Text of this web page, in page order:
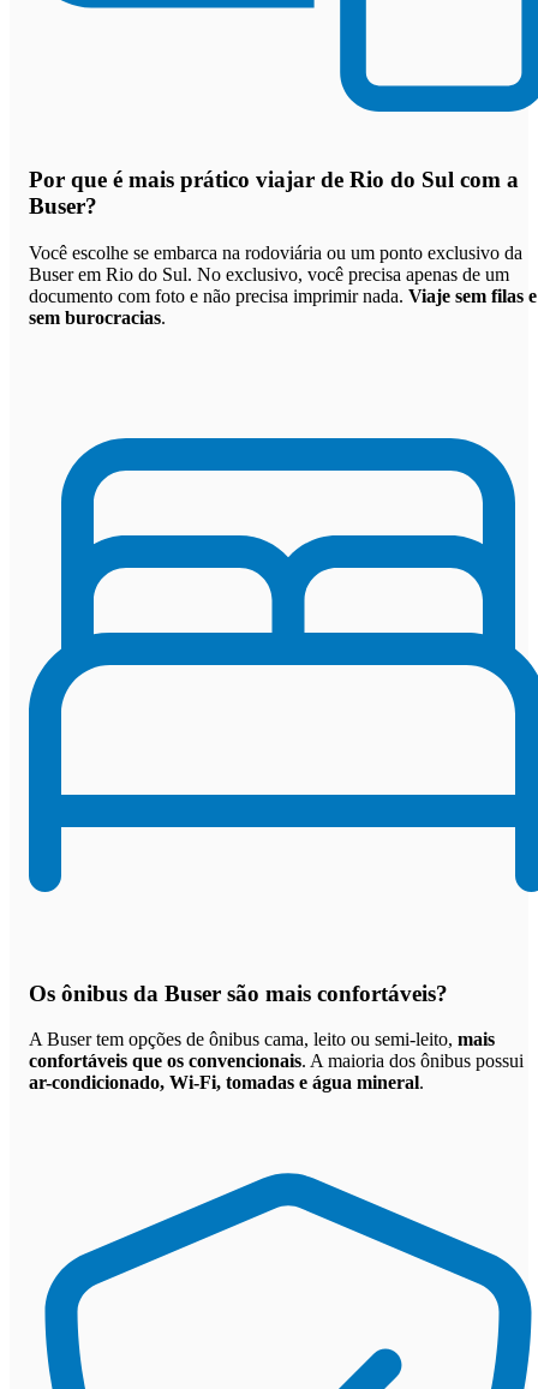
Por que é mais prático viajar de Rio do Sul com a
Buser?
Você escolhe se embarca na rodoviária ou um ponto exclusivo da
Buser em Rio do Sul. No exclusivo, você precisa apenas de um
documento com foto e não precisa imprimir nada. Viaje sem filas e
sem burocracias.
Os ônibus da Buser são mais confortáveis?
A Buser tem opções de ônibus cama, leito ou semi-leito, mais
confortáveis que os convencionais. A maioria dos ônibus possui
ar-condicionado, Wi-Fi, tomadas e água mineral.